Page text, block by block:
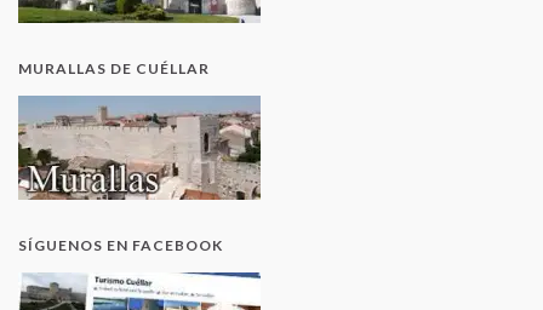
MURALLAS DE CUÉLLAR
SÍGUENOS EN FACEBOOK